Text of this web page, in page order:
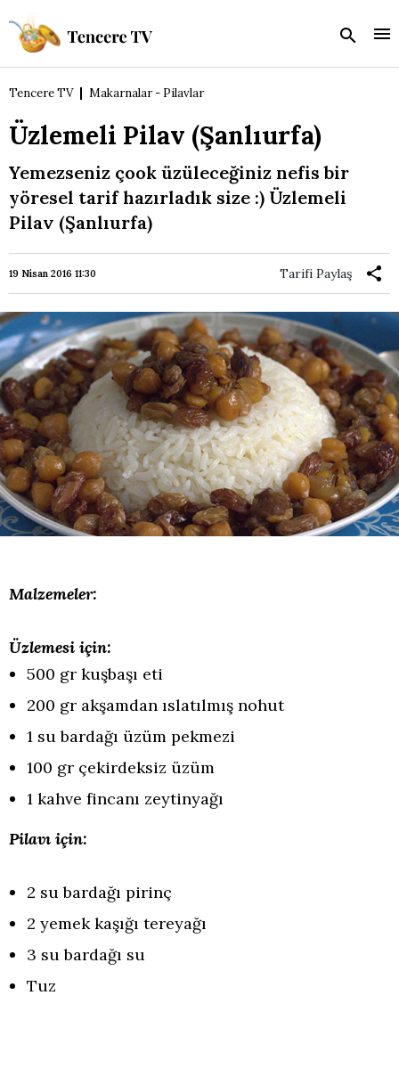
Tencere TV Makarnalar - Pilavlar
Üzlemeli Pilav (Şanlıurfa)
Yemezseniz çook üzüleceğiniz nefis bir
yöresel tarif hazırladık size :) Üzlemeli
Pilav (Şanlıurfa)
19 Nisan 2016 11:30 Tarifi Paylaş
Malzemeler:
Üzlemesi için:
500 gr kuşbaşı eti
200 gr akşamdan ıslatılmış nohut
1 su bardağı üzüm pekmezi
100 gr çekirdeksiz üzüm
1 kahve fincanı zeytinyağı
Pilavı için:
2 su bardağı pirinç
2 yemek kaşığı tereyağı
3 su bardağı su
Tuz